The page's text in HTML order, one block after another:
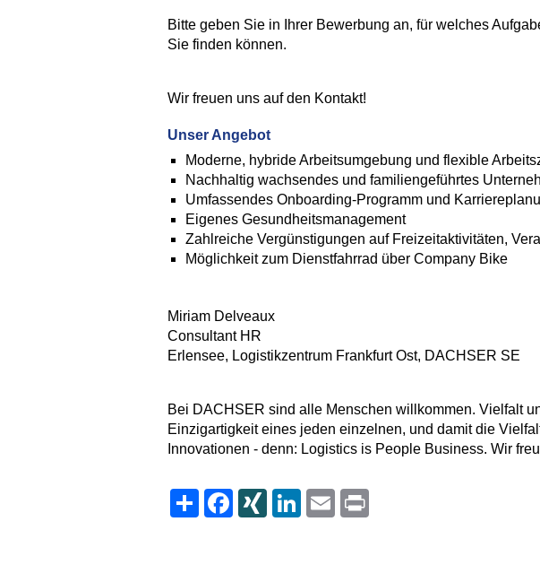
Bitte geben Sie in Ihrer Bewerbung an, für welches
Sie finden können.
Wir freuen uns auf den Kontakt!
Unser Angebot
Moderne, hybride Arbeitsumgebung und flexible
Nachhaltig wachsendes und familiengeführtes
Umfassendes Onboarding-Programm und
Eigenes Gesundheitsmanagement
Zahlreiche Vergünstigungen auf Freizeitaktivitäten,
Möglichkeit zum Dienstfahrrad über Company Bike
Miriam Delveaux
Consultant HR
Erlensee, Logistikzentrum Frankfurt Ost, DACHSER SE
Bei DACHSER sind alle Menschen willkommen. Vielfalt
Einzigartigkeit eines jeden einzelnen, und damit die
Innovationen - denn: Logistics is People Business. Wir
Share FacebookXING LinkedInEmail